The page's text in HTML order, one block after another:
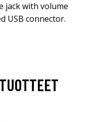
jack with volume
USB connector.